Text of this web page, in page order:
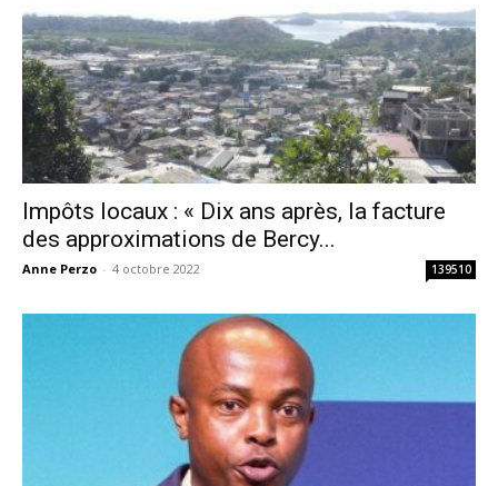
Impôts locaux : « Dix ans après, la facture
des approximations de Bercy...
Anne Perzo - 4 octobre 2022 139510